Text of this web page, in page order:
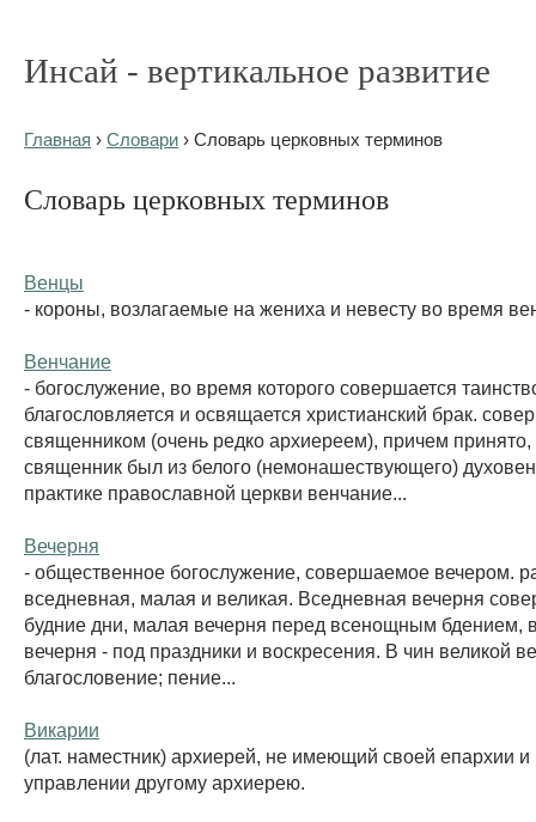
Инсай - вертикальное развитие
Главная › Словари › Словарь церковных терминов
Словарь церковных терминов
Венцы
- короны, возлагаемые на жениха и невесту во время
Венчание
- богослужение, во время которого совершается
благословляется и освящается христианский брак.
священником (очень редко архиереем), причем принято,
священник был из белого (немонашествующего)
практике православной церкви венчание...
Вечерня
- общественное богослужение, совершаемое вечером.
вседневная, малая и великая. Вседневная вечерня
будние дни, малая вечерня перед всенощным бдением,
вечерня - под праздники и воскресения. В чин великой
благословение; пение...
Викарии
(лат. наместник) архиерей, не имеющий своей епархии
управлении другому архиерею.